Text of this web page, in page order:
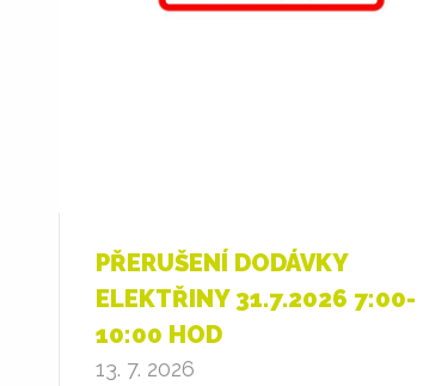
PŘERUŠENÍ DODÁVKY
ELEKTŘINY 31.7.2026 7:00-
10:00 HOD
13. 7. 2026